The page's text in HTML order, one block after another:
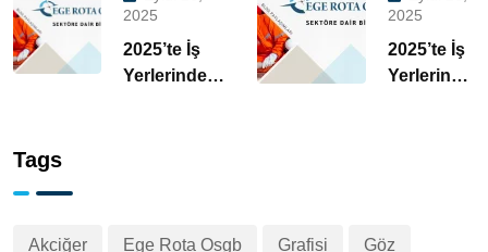
Yerinde
Risk
Yönetimi |
Hizmetinin 5
Büyük
Faydası |
2025
2025’te İş
Yerlerinde
2025
2025’te İş
Yerlerinde
Tags
Akciğer Ege Rota Osgb Grafisi Göz